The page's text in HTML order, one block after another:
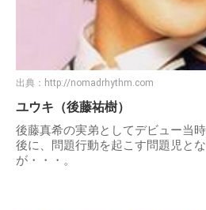
出典： http://nomadrhythm.com
ユウキ（後藤祐樹）
後藤真希の実弟としてデビュー当
後に、問題行動を起こす問題児と
が・・・。